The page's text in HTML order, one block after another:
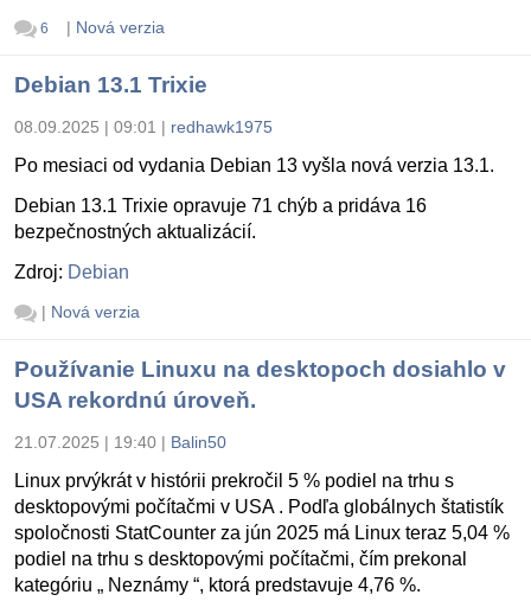
6 | Nová verzia
Debian 13.1 Trixie
08.09.2025 | 09:01 | redhawk1975
Po mesiaci od vydania Debian 13 vyšla nová verzia 13.1.
Debian 13.1 Trixie opravuje 71 chýb a pridáva 16
bezpečnostných aktualizácií.
Zdroj: Debian
| Nová verzia
Používanie Linuxu na desktopoch dosiahlo v
USA rekordnú úroveň.
21.07.2025 | 19:40 | Balin50
Linux prvýkrát v histórii prekročil 5 % podiel na trhu s
desktopovými počítačmi v USA . Podľa globálnych štatistík
spoločnosti StatCounter za jún 2025 má Linux teraz 5,04 %
podiel na trhu s desktopovými počítačmi, čím prekonal
kategóriu „ Neznámy “, ktorá predstavuje 4,76 %.